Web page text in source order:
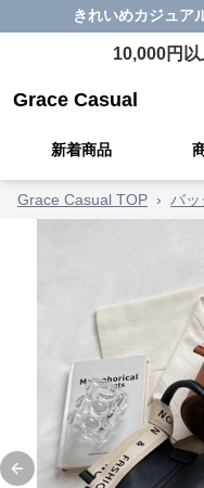
きれいめカジュア
10,000円以
Grace Casual
新着商品
Grace Casual TOP › バッ
Previous slide